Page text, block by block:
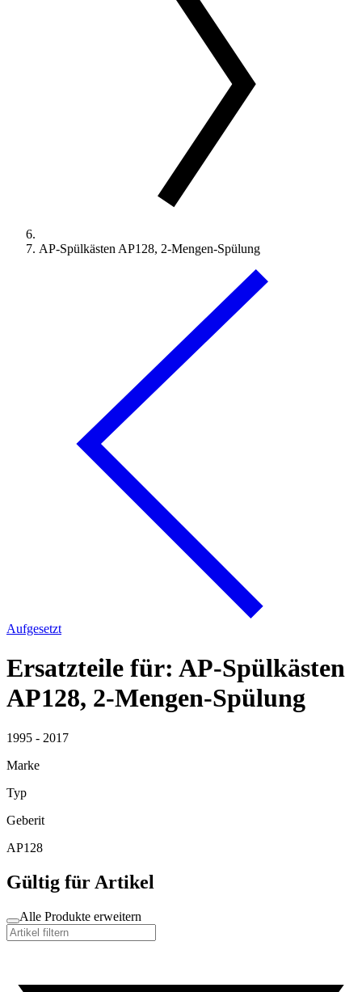
AP-Spülkästen AP128, 2-Mengen-Spülung
Aufgesetzt
Ersatzteile für: AP-Spülkästen
AP128, 2-Mengen-Spülung
1995 - 2017
Marke
Typ
Geberit
AP128
Gültig für Artikel
Alle Produkte erweitern